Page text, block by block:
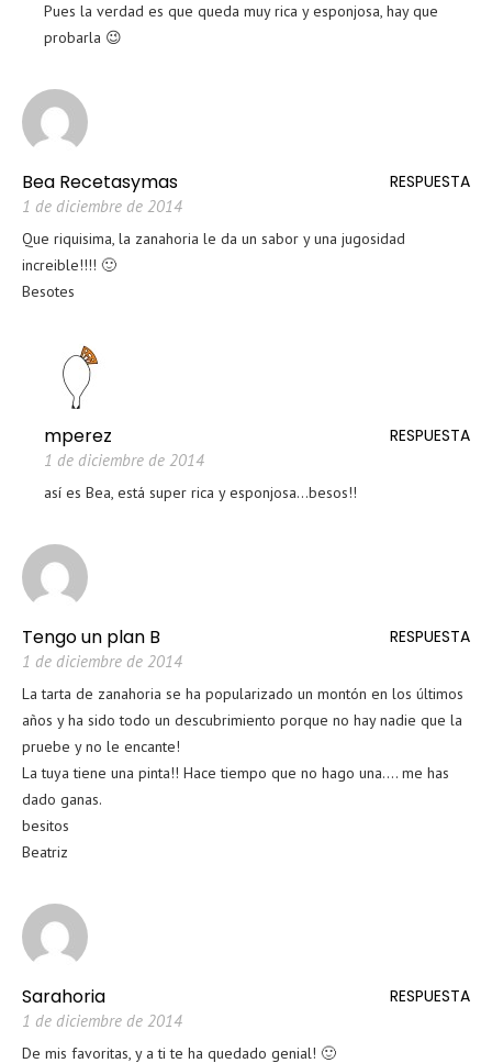
Pues la verdad es que queda muy rica y esponjosa, hay que
probarla 😉
RESPUESTA
Bea Recetasymas
1 de diciembre de 2014
Que riquisima, la zanahoria le da un sabor y una jugosidad
increible!!!! 🙂
Besotes
RESPUESTA
mperez
1 de diciembre de 2014
así es Bea, está super rica y esponjosa…besos!!
RESPUESTA
Tengo un plan B
1 de diciembre de 2014
La tarta de zanahoria se ha popularizado un montón en los últimos
años y ha sido todo un descubrimiento porque no hay nadie que la
pruebe y no le encante!
La tuya tiene una pinta!! Hace tiempo que no hago una…. me has
dado ganas.
besitos
Beatriz
RESPUESTA
Sarahoria
1 de diciembre de 2014
De mis favoritas, y a ti te ha quedado genial! 🙂